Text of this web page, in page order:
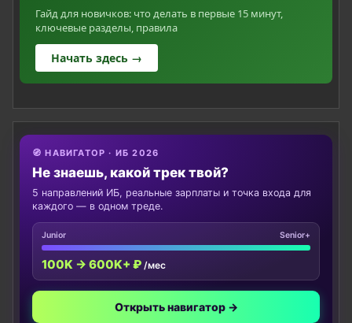
Гайд для новичков: что делать в первые 15 минут,
ключевые разделы, правила
Начать здесь →
🧭 НАВИГАТОР · ИБ 2026
Не знаешь, какой трек твой?
5 направлений ИБ, реальные зарплаты и точка входа для
каждого — в одном треде.
Junior Senior+
100K → 600K+ ₽ /мес
Открыть навигатор →